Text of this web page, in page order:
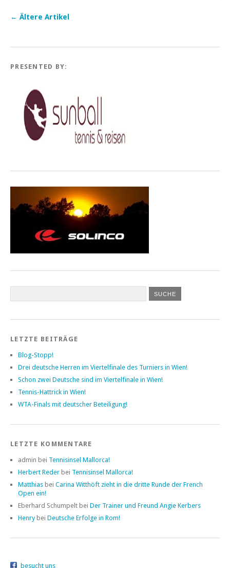
← Ältere Artikel
PRESENTED BY:
LETZTE BEITRÄGE
Blog-Stopp!
Drei deutsche Herren im Viertelfinale des Turniers in Wien!
Schon zwei Deutsche sind im Viertelfinale in Wien!
Tennis-Hattrick in Wien!
WTA-Finals mit deutscher Beteiligung!
LETZTE KOMMENTARE
admin bei Tennisinsel Mallorca!
Herbert Reder bei Tennisinsel Mallorca!
Matthias bei Carina Witthöft zieht in die dritte Runde der French
Open ein!
Eberhard Schumpelt bei Der Trainer und Freund Angie Kerbers
Henry bei Deutsche Erfolge in Rom!
besucht uns